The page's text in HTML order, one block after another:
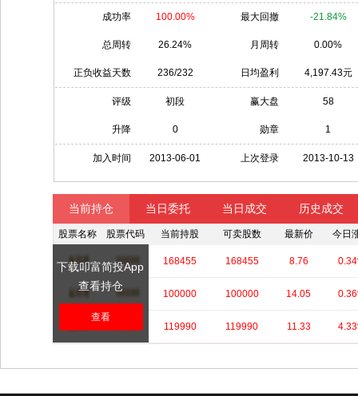
成功率 100.00% 最大回撤 -21.84%
总周转 26.24% 月周转 0.00%
正负收益天数 236/232 日均盈利 4,197.43元
评级 初段 赢大盘 58
升降 0 勋章 1
加入时间 2013-06-01 上次登录 2013-10-13
当前持仓 当日委托 当日成交 历史成交
股票名称 股票代码 当前持股 可卖股数 最新价 今日
**** **** 168455 168455 8.76
**** **** 100000 100000 14.05
119990 119990 11.33
下载叩富简投App
查看持仓
查看